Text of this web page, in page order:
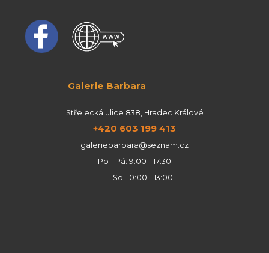
Galerie Barbara
Střelecká ulice 838, Hradec Králové
+420 603 199 413
galeriebarbara@seznam.cz
Po - Pá: 9:00 - 17:30
So: 10:00 - 13:00